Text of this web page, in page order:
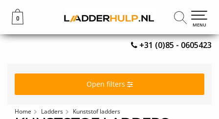
+31 (0)85 - 0605423
0
MENU
0
MENU
Open filters
Home Ladders Kunststof ladders